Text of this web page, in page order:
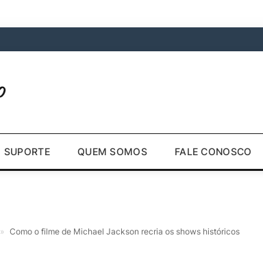
SUPORTE QUEM SOMOS FALE CONOSCO
» Como o filme de Michael Jackson recria os shows históricos